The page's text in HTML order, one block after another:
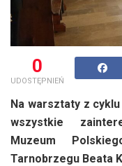
0
UDOSTĘPNIEŃ
Na warsztaty z
wszystkie
Muzeum
Tarnobrzegu Beata